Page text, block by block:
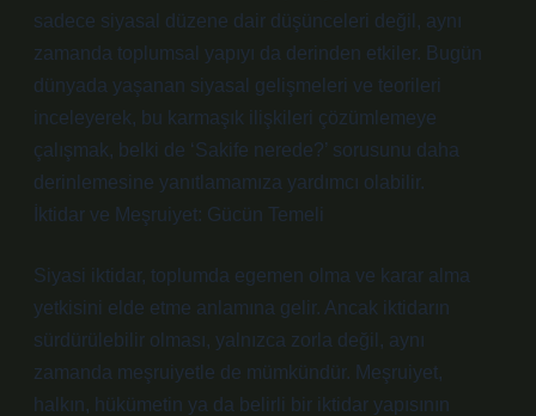
sadece siyasal düzene dair düşünceleri değil, aynı
zamanda toplumsal yapıyı da derinden etkiler. Bugün
dünyada yaşanan siyasal gelişmeleri ve teorileri
inceleyerek, bu karmaşık ilişkileri çözümlemeye
çalışmak, belki de ‘Sakife nerede?’ sorusunu daha
derinlemesine yanıtlamamıza yardımcı olabilir.
İktidar ve Meşruiyet: Gücün Temeli
Siyasi iktidar, toplumda egemen olma ve karar alma
yetkisini elde etme anlamına gelir. Ancak iktidarın
sürdürülebilir olması, yalnızca zorla değil, aynı
zamanda meşruiyetle de mümkündür. Meşruiyet,
halkın, hükümetin ya da belirli bir iktidar yapısının